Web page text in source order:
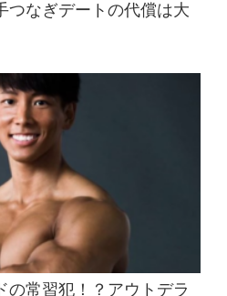
つなぎデートの代償は大
の常習犯！？アウトデラ